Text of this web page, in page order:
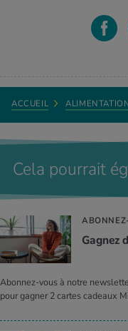
ACCUEIL
Cela pourrait
Gagnez
Abonnez-vous à notre
pour gagner 2 cartes cadeaux